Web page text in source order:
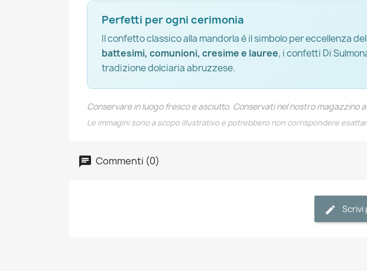
Perfetti per ogni cerimonia
Il confetto classico alla mandorla è il simbolo per eccellenza
battesimi, comunioni, cresime e lauree, i confetti Di
tradizione dolciaria abruzzese.
Conservare in luogo fresco e asciutto. Conservati nel nostro magazzino
Le immagini sono a scopo illustrativo e potrebbero non corrispondere
Commenti (0)
Scrivi